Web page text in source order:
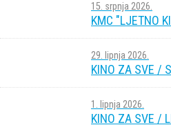
15. srpnja 2026.
KMC "LJETNO
29. lipnja 2026.
KINO ZA SVE /
1. lipnja 2026.
KINO ZA SVE /